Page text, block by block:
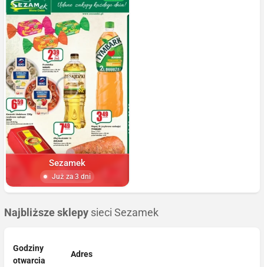
Sezamek
Już za 3 dni
Najbliższe sklepy sieci Sezamek
Godziny
otwarcia
Adres